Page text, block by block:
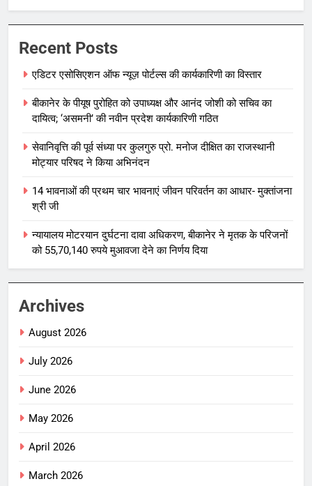
Recent Posts
एडिटर एसोसिएशन ऑफ न्यूज़ पोर्टल्स की कार्यकारिणी का विस्तार
बीकानेर के पीयूष पुरोहित को उपाध्यक्ष और आनंद जोशी को सचिव का
दायित्व; ‘असमनी’ की नवीन प्रदेश कार्यकारिणी गठित
सेवानिवृत्ति की पूर्व संध्या पर कुलगुरु प्रो. मनोज दीक्षित का राजस्थानी
मोट्यार परिषद ने किया अभिनंदन
14 भावनाओं की प्रथम चार भावनाएं जीवन परिवर्तन का आधार- मुक्तांजना
श्री जी
न्यायालय मोटरयान दुर्घटना दावा अधिकरण, बीकानेर ने मृतक के परिजनों
को 55,70,140 रुपये मुआवजा देने का निर्णय दिया
Archives
August 2026
July 2026
June 2026
May 2026
April 2026
March 2026